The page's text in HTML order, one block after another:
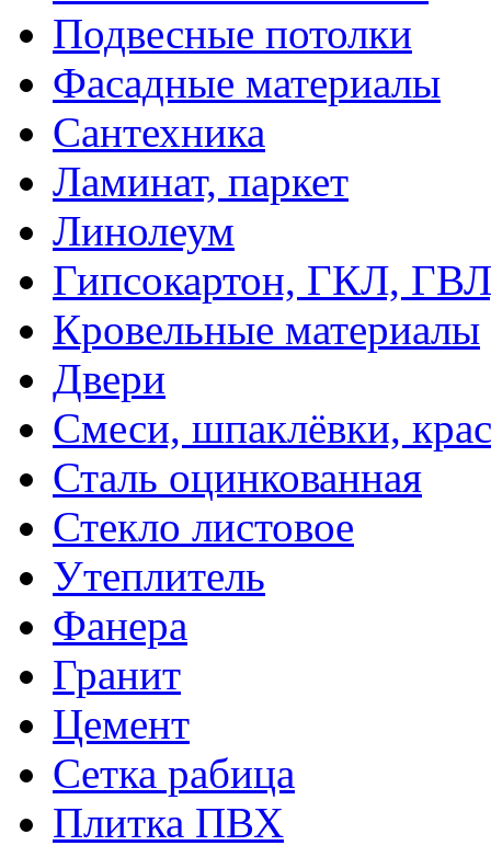
Подвесные потолки
Фасадные материалы
Сантехника
Ламинат, паркет
Линолеум
Гипсокартон, ГКЛ,
Кровельные материалы
Двери
Смеси, шпаклёвки,
Сталь оцинкованная
Стекло листовое
Утеплитель
Фанера
Гранит
Цемент
Сетка рабица
Плитка ПВХ